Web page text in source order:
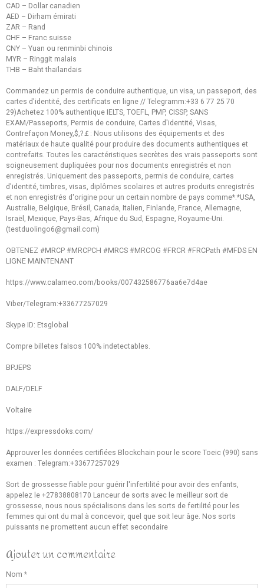
CAD – Dollar canadien
AED – Dirham émirati
ZAR – Rand
CHF – Franc suisse
CNY – Yuan ou renminbi chinois
MYR – Ringgit malais
THB – Baht thaïlandais
Commandez un permis de conduire authentique, un visa, un passeport, des
cartes d'identité, des certificats en ligne // Telegramm:+33 6 77 25 70
29)Achetez 100% authentique IELTS, TOEFL, PMP, CISSP, SANS
EXAM/Passeports, Permis de conduire, Cartes d'identité, Visas,
Contrefaçon Money,$,?￡: Nous utilisons des équipements et des
matériaux de haute qualité pour produire des documents authentiques et
contrefaits. Toutes les caractéristiques secrètes des vrais passeports sont
soigneusement dupliquées pour nos documents enregistrés et non
enregistrés. Uniquement des passeports, permis de conduire, cartes
d'identité, timbres, visas, diplômes scolaires et autres produits enregistrés
et non enregistrés d'origine pour un certain nombre de pays comme*:*USA,
Australie, Belgique, Brésil, Canada, Italien, Finlande, France, Allemagne,
Israël, Mexique, Pays-Bas, Afrique du Sud, Espagne, Royaume-Uni.
(testduolingo6@gmail.com)
OBTENEZ #MRCP #MRCPCH #MRCS #MRCOG #FRCR #FRCPath #MFDS EN
LIGNE MAINTENANT
https://www.calameo.com/books/007432586776aa6e7d4ae
Viber/Telegram:+33677257029
Skype ID: Etsglobal
Compre billetes falsos 100% indetectables.
BPJEPS
DALF/DELF
Voltaire
https://expressdoks.com/
Approuver les données certifiées Blockchain pour le score Toeic (990) sans
examen : Telegram:+33677257029
Sort de grossesse fiable pour guérir l'infertilité pour avoir des enfants,
appelez le +27838808170 Lanceur de sorts avec le meilleur sort de
grossesse, nous nous spécialisons dans les sorts de fertilité pour les
femmes qui ont du mal à concevoir, quel que soit leur âge. Nos sorts
puissants ne promettent aucun effet secondaire
Ajouter un commentaire
Nom